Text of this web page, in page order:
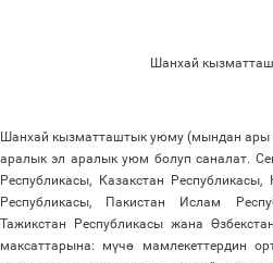
Шанхай
Шанхай кызматташтык уюму (мындан ары
аралык эл аралык уюм болуп саналат.
Республикасы, Казакстан
Республикасы, Пакистан Ислам
Тажикстан Республикасы жана Ө
максаттарына: мүчө мамлекеттердин